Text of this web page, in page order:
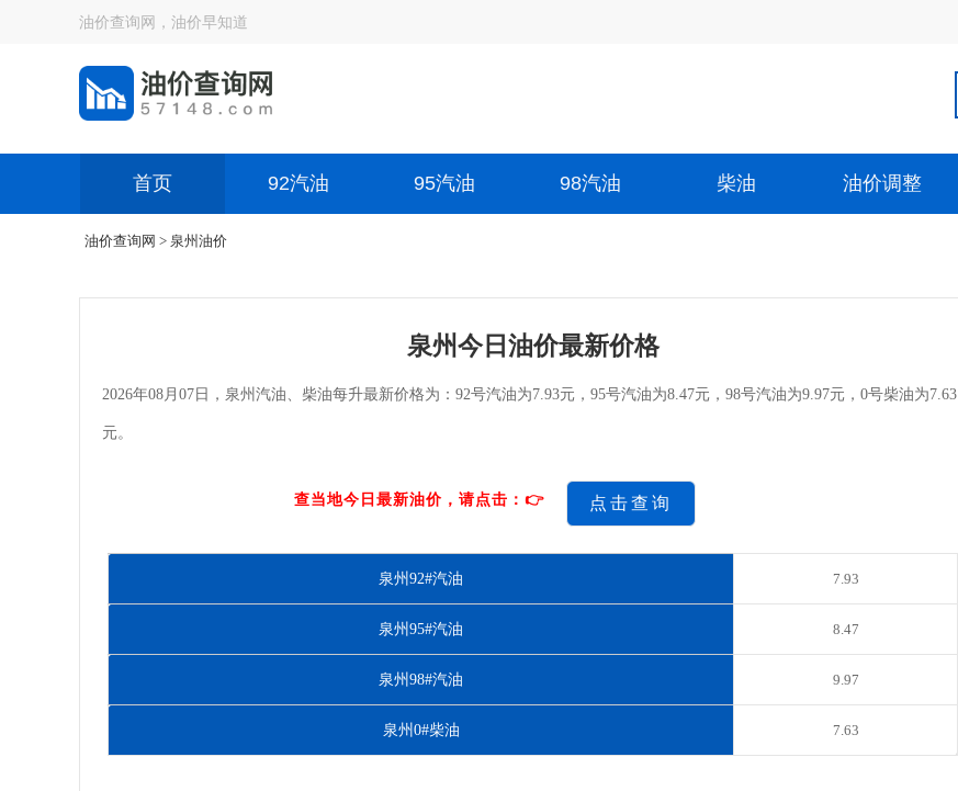
油价查询网，油价早知道
首页 92汽油 95汽油 98汽油 柴油 油价调整
油价查询网 > 泉州油价
泉州今日油价最新价格
2026年08月07日，泉州汽油、柴油每升最新价格为：92号汽油为7.93元，95号汽油为8.47元，98号汽油为9.97元，0号柴油为7.63
元。
查当地今日最新油价，请点击：👉 点击查询
泉州92#汽油 7.93
泉州95#汽油 8.47
泉州98#汽油 9.97
泉州0#柴油 7.63